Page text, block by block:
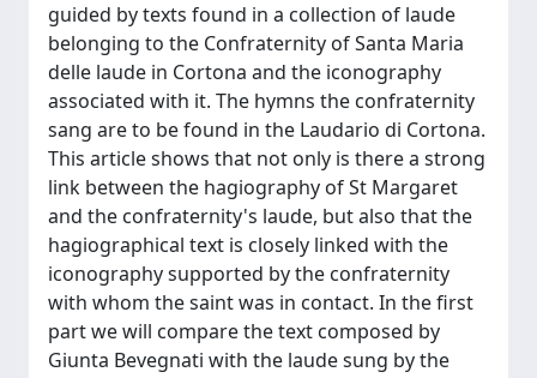
guided by texts found in a collection of laude
belonging to the Confraternity of Santa Maria
delle laude in Cortona and the iconography
associated with it. The hymns the confraternity
sang are to be found in the Laudario di Cortona.
This article shows that not only is there a strong
link between the hagiography of St Margaret
and the confraternity's laude, but also that the
hagiographical text is closely linked with the
iconography supported by the confraternity
with whom the saint was in contact. In the first
part we will compare the text composed by
Giunta Bevegnati with the laude sung by the